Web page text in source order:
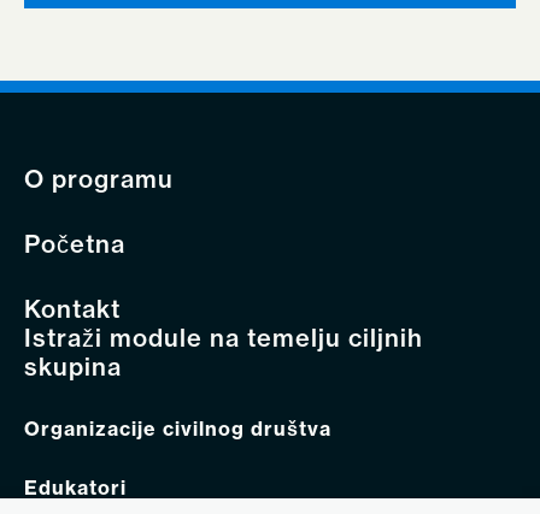
O programu
Početna
Kontakt
Istraži module na temelju ciljnih
skupina
Organizacije civilnog društva
Edukatori